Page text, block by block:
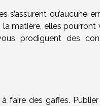
s’assurent qu’aucune
matière, elles pourront
prodiguent des
faire des gaffes.